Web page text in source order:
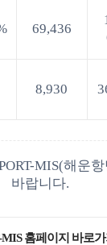
69,436
8,930
MIS(해운
바랍니다.
홈페이지 바로가